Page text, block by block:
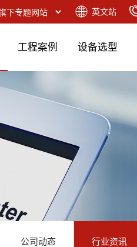
英文站
工程案例 设备选型
公司动态 行业资讯